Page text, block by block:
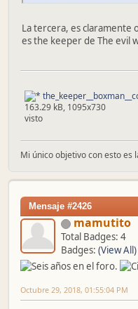
La tercera, es claramente
es the keeper de The evil
163.29 kB, 1095x730
visto
Mi único objetivo con esto
Mensaje #2426
mamutito
Total Badges: 4
Badges: (View All)
Octubre 29, 2018, 01:55:04 PM